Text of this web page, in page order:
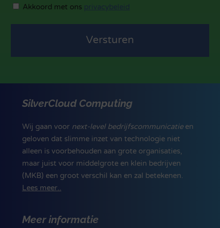
Privacybeledi
Akkoord met ons privacybeleid
SilverCloud Computing
Wij gaan voor next-level bedrijfscommunicatie en
geloven dat slimme inzet van technologie niet
alleen is voorbehouden aan grote organisaties,
maar juist voor middelgrote en klein bedrijven
(MKB) een groot verschil kan en zal betekenen.
Lees meer..
Meer informatie